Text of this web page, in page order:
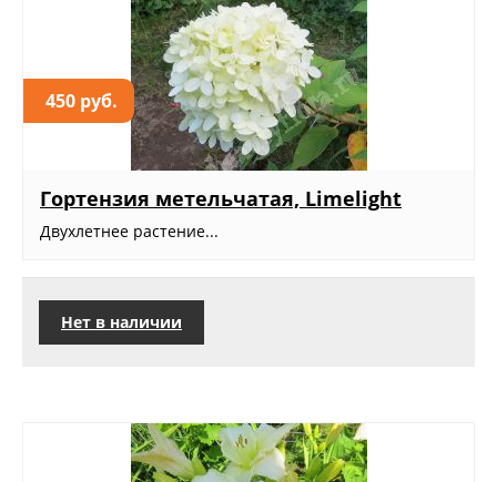
450 руб.
Гортензия метельчатая, Limelight
Двухлетнее растение...
Нет в наличии